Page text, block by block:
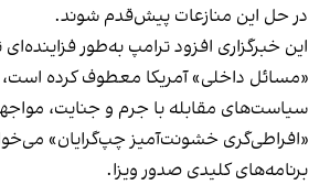
در حل این منازعات پیش‌قدم شوند.
این خبرگزاری افزود ترامپ به‌طور فزاینده‌ای
«مسائل داخلی» آمریکا معطوف کرده است،
سیاست‌های مقابله با جرم و جنایت،
«افراطی‌گری خشونت‌آمیز چپ‌گرایان»
برنامه‌های کلیدی صدور ویزا.